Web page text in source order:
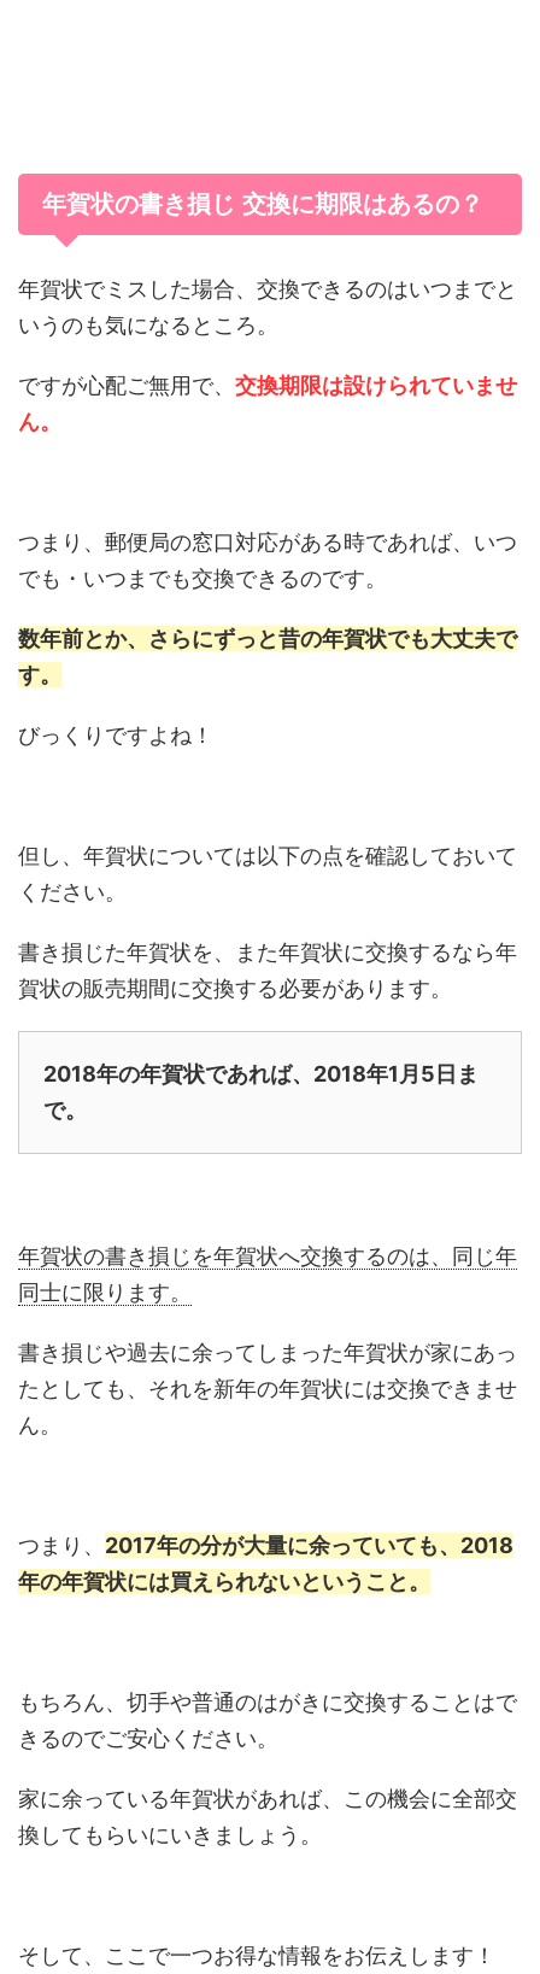
年賀状の書き損じ 交換に期限はあるの？
年賀状でミスした場合、交換できるのはいつまでと
いうのも気になるところ。
ですが心配ご無用で、 交換期限は設けられていませ
ん。
つまり、郵便局の窓口対応がある時であれば、いつ
でも・いつまでも交換できるのです。
数年前とか、さらにずっと昔の年賀状でも大丈夫で
す。
びっくりですよね！
但し、年賀状については以下の点を確認しておいて
ください。
書き損じた年賀状を、また年賀状に交換するなら年
賀状の販売期間に交換する必要があります。
2018年の年賀状であれば、2018年1月5日ま
で。
年賀状の書き損じを年賀状へ交換するのは、同じ年
同士に限ります。
書き損じや過去に余ってしまった年賀状が家にあっ
たとしても、それを新年の年賀状には交換できませ
ん。
つまり、 2017年の分が大量に余っていても、2018
年の年賀状には買えられないということ。
もちろん、切手や普通のはがきに交換することはで
きるのでご安心ください。
家に余っている年賀状があれば、この機会に全部交
換してもらいにいきましょう。
そして、ここで一つお得な情報をお伝えします！